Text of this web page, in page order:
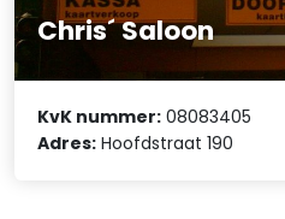
Chris´ Saloon
KvK nummer: 08083405
Adres: Hoofdstraat 190